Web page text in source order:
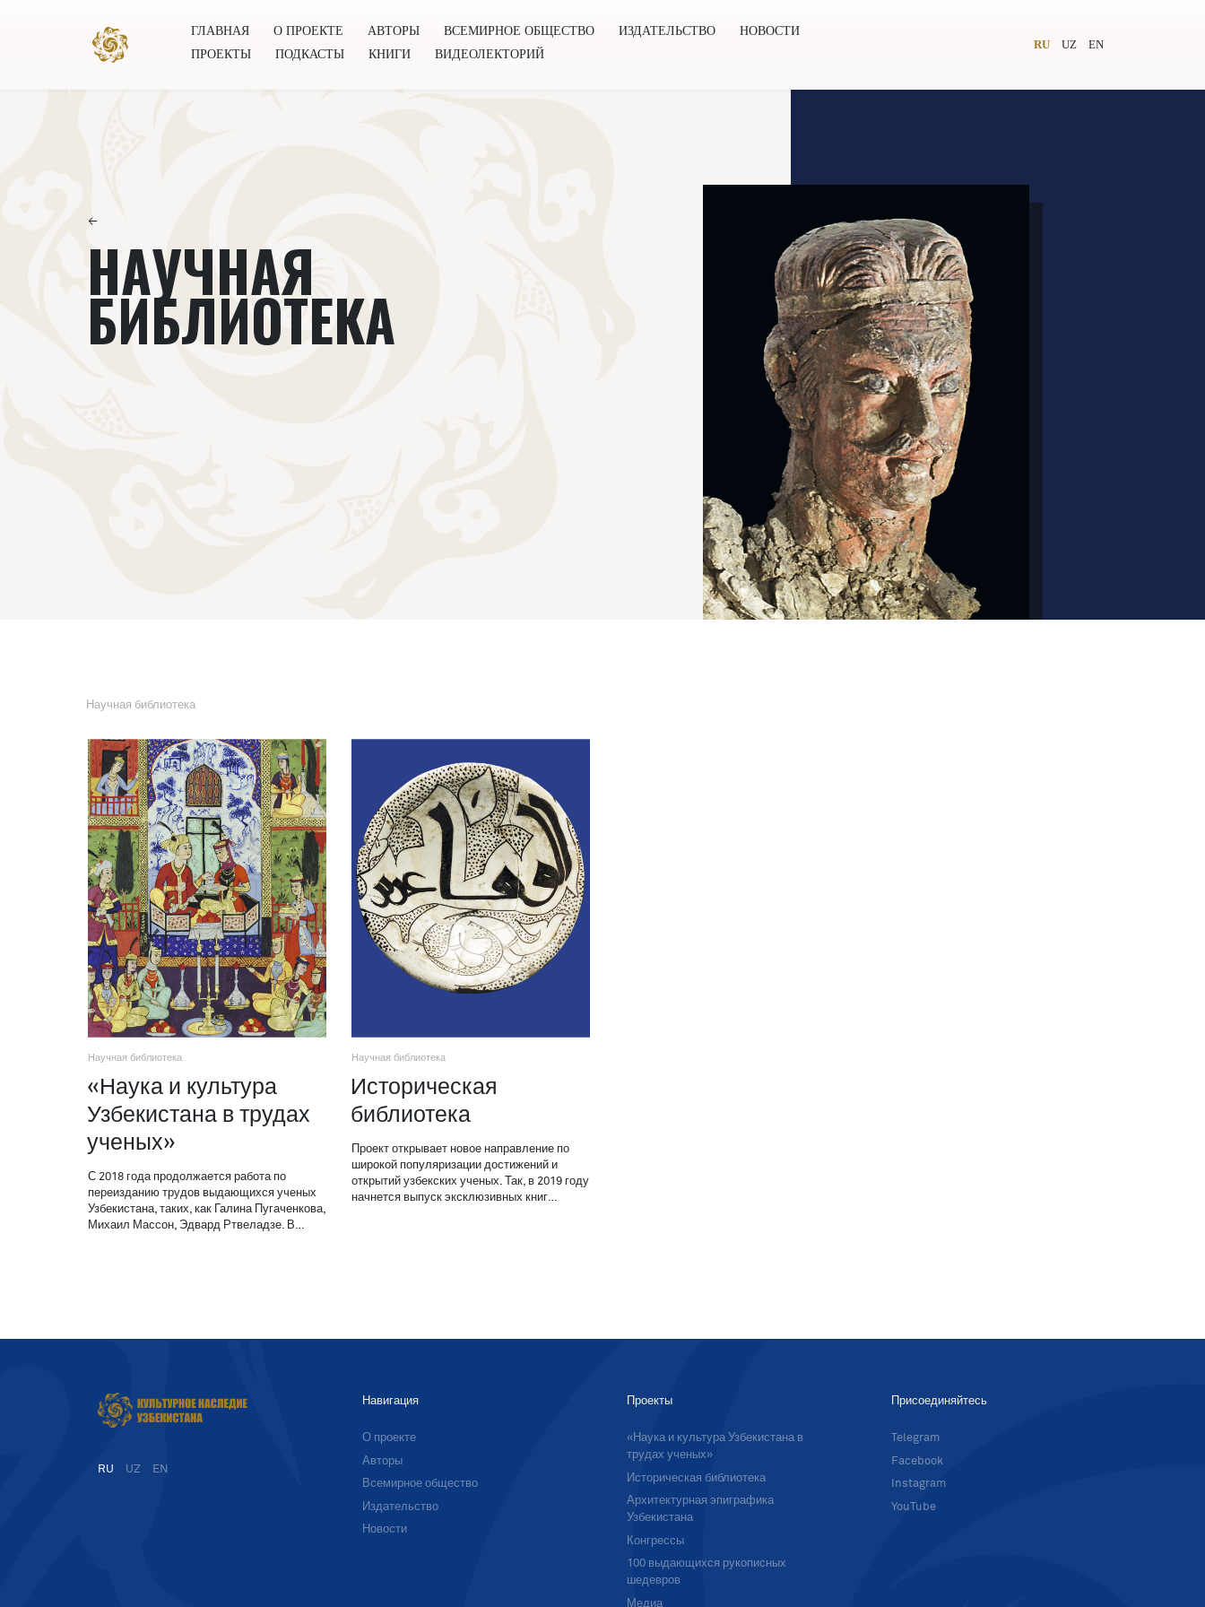
ГЛАВНАЯ О ПРОЕКТЕ АВТОРЫ ВСЕМИРНОЕ ОБЩЕСТВО ИЗДАТЕЛЬСТВО
НОВОСТИ
ПРОЕКТЫ
ПОДКАСТЫ КНИГИ ВИДЕОЛЕКТОРИЙ
RU UZ EN
←
НАУЧНАЯ
БИБЛИОТЕКА
Научная библиотека
Научная библиотека
«Наука и культура
Узбекистана в трудах
ученых»
С 2018 года продолжается работа по
переизданию трудов выдающихся ученых
Узбекистана, таких, как Галина Пугаченкова,
Михаил Массон, Эдвард Ртвеладзе. В…
Научная библиотека
Историческая
библиотека
Проект открывает новое направление по
широкой популяризации достижений и
открытий узбекских ученых. Так, в 2019 году
начнется выпуск эксклюзивных книг…
RU UZ EN
Навигация
О проекте
Авторы
Всемирное общество
Издательство
Новости
Проекты
«Наука и культура Узбекистана в
трудах ученых»
Историческая библиотека
Архитектурная эпиграфика
Узбекистана
Конгрессы
100 выдающихся рукописных
шедевров
Медиа
Присоединяйтесь
Telegram
Facebook
Instagram
YouTube